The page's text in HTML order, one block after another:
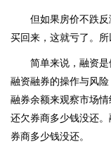
但如果房价不跌
买回来，这就亏了。所
简单来说，融资
融资融券的操作与风
融券余额来观察市场
还欠券商多少钱没还
券商多少钱没还。